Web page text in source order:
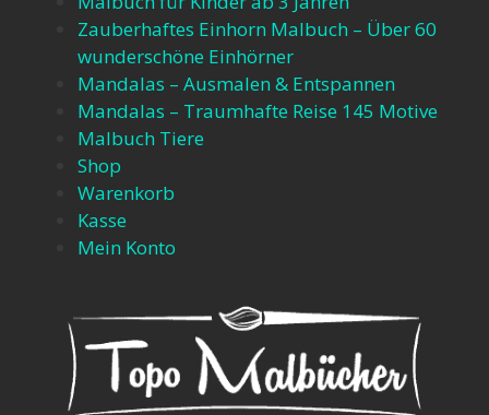
Zauberhaftes Einhorn Malbuch – Über 60
wunderschöne Einhörner​
Mandalas – Ausmalen & Entspannen​
Mandalas – Traumhafte Reise 145 Motive​
Malbuch Tiere
Shop
Warenkorb
Kasse
Mein Konto